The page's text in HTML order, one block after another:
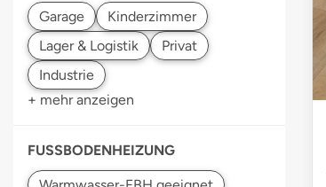
+ mehr anzeigen
FUSSBODENHEIZUNG